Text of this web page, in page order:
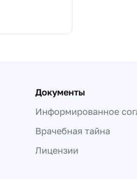
Документы
Информированное
Врачебная тайна
Лицензии